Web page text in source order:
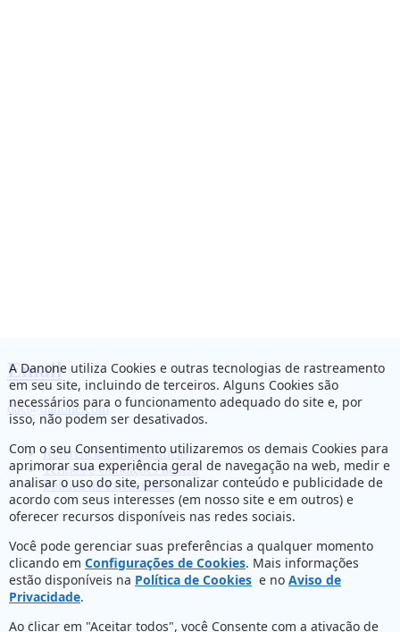
Email
dac@danone.com
Referências bibliográficas
Termos e Condições de uso
Política de Privacidade
A Danone utiliza Cookies e outras tecnologias de rastreamento
em seu site, incluindo de terceiros. Alguns Cookies são
necessários para o funcionamento adequado do site e, por
isso, não podem ser desativados.
Com o seu Consentimento utilizaremos os demais Cookies para
aprimorar sua experiência geral de navegação na web, medir e
analisar o uso do site, personalizar conteúdo e publicidade de
acordo com seus interesses (em nosso site e em outros) e
oferecer recursos disponíveis nas redes sociais.
Você pode gerenciar suas preferências a qualquer momento
clicando em Configurações de Cookies. Mais informações
estão disponíveis na Política de Cookies e no Aviso de
Privacidade.
Ao clicar em "Aceitar todos", você Consente com a ativação de